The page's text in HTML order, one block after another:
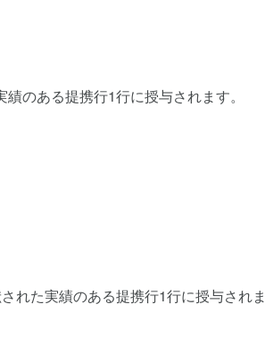
のある提携行1行に授与されます。
れた実績のある提携行1行に授与され